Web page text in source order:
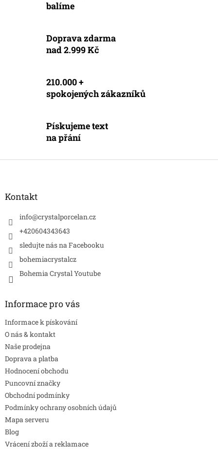
ý
balíme
Doprava zdarma
nad 2.999 Kč
210.000 +
spokojených zákazníků
Pískujeme text
na přání
Z
Kontakt
info@crystalporcelan.cz
+420604343643
sledujte nás na Facebooku
bohemiacrystalcz
Bohemia Crystal Youtube
Informace pro vás
Informace k pískování
O nás & kontakt
Naše prodejna
Doprava a platba
Hodnocení obchodu
Puncovní značky
Obchodní podmínky
Podmínky ochrany osobních údajů
Mapa serveru
Blog
Vrácení zboží a reklamace